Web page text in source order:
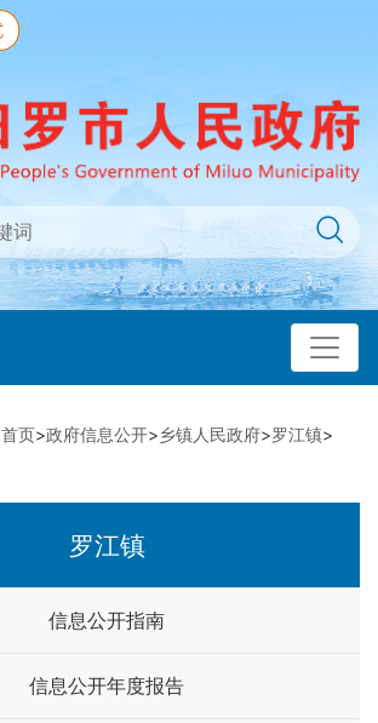
首页>政府信息公开>乡镇人民政府>罗江镇>
罗江镇
信息公开指南
信息公开年度报告